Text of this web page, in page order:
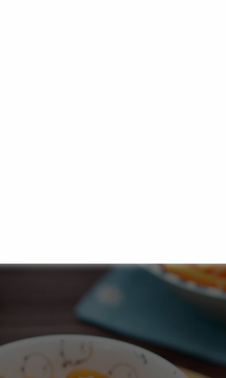
angebraten und anschließend in
glasiert, bis die Flüssigkeit fast
(
), insbesondere das
Edo Zeit und wurde vor allem im
Der Name „Kinpira“ geht
starken und mutigen Sohn des
Schärfe durch Chili (je nach